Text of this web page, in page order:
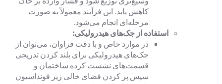
کاهش یابد. این فرآیند معمولاً به صورت
مرحله‌ای انجام می‌شود.
استفاده از جک‌های هیدرولیکی:
در موارد خاص و با دقت فراوان، می‌توان از
جک‌های هیدرولیکی برای بلند کردن تدریجی
قسمت‌های نشست کرده ساختمان و
سپس پر کردن فضای خالی زیر فونداسیون